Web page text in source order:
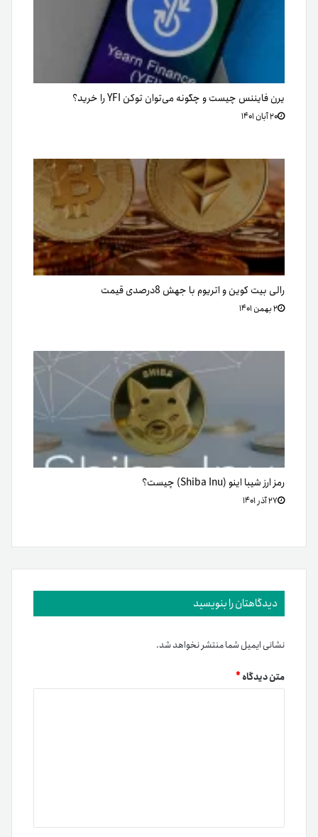
یرن فایننس چیست و چگونه می‌توان توکن YFI را خرید؟
۲۰ آبان ۱۴۰۱
رالی بیت کوین و اتریوم با جهش 8درصدی قیمت
۲ بهمن ۱۴۰۱
رمز ارز شیبا اینو (Shiba Inu) چیست؟
۲۷ آذر ۱۴۰۱
دیدگاهتان را بنویسید
نشانی ایمیل شما منتشر نخواهد شد.
متن دیدگاه*